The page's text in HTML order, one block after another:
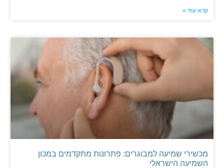
קרא עוד »
מכשירי שמיעה למבוגרים: פתרונות מתקדמים במכון
השמיעה הישראלי